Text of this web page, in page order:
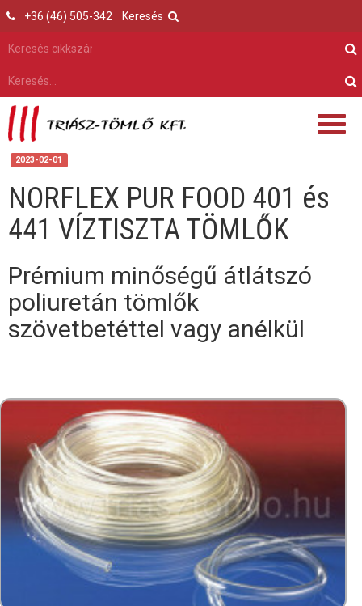
Keresés
+36 (46) 505-342
2023-02-01
NORFLEX PUR FOOD 401 és
441 VÍZTISZTA TÖMLŐK
Prémium minőségű átlátszó
poliuretán tömlők
szövetbetéttel vagy anélkül